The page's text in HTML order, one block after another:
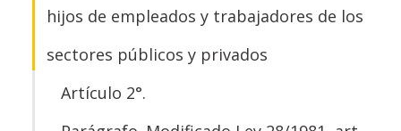
hijos de empleados y trabajadores de los
sectores públicos y privados
Artículo 2°.